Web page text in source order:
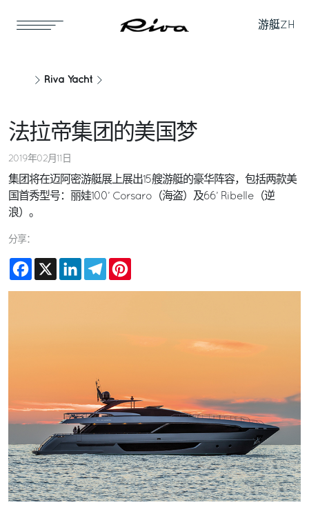
游艇ZH
Riva Yacht
法拉帝集团的美国梦
2019年02月11日
集团将在迈阿密游艇展上展出15艘游艇的豪华阵容，包括两款美
国首秀型号：丽娃100’ Corsaro（海盗）及66’ Ribelle（逆
浪）。
分享：
Facebook
X LinkedInTelegram